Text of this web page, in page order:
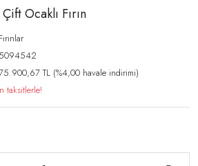
Ocaklı Fırın
Fırınlar
5094542
TL (%4,00 havale indirimi)
taksitlerle!